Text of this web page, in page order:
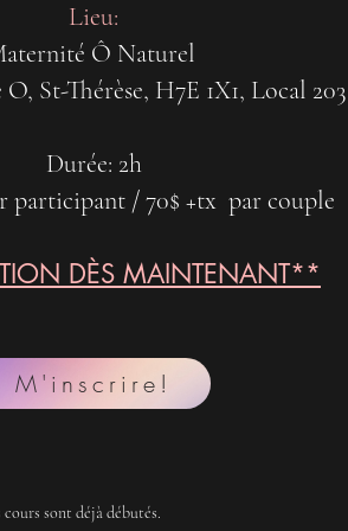
Lieu:
Ô Naturel
St-Thérèse, H7E 1X1, Local 203
Durée: 2h
participant / 70$ +tx par couple
DÈS MAINTENANT**
sont déjà débutés.
M'inscrire!